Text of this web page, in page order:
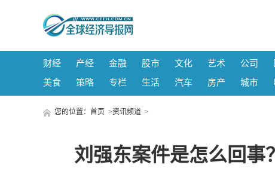
财经 产经 金融 股市 文化 艺术 公司
美食
策略 专栏 生活 汽车 房产 城市
您的位置： 首页 >资讯频道 >
刘强东案件是怎么回事